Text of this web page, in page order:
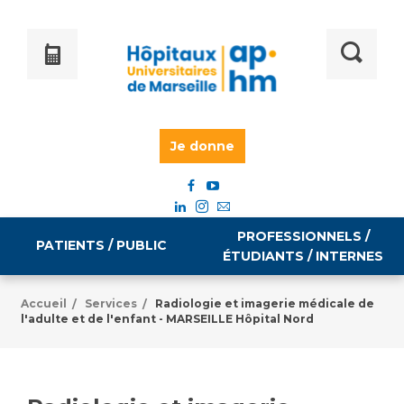
Je donne
PATIENTS / PUBLIC
PROFESSIONNELS /
ÉTUDIANTS / INTERNES
Emploi / formation
Accueil / Services /
Radiologie et imagerie médicale de
l'adulte et de l'enfant - MARSEILLE Hôpital Nord